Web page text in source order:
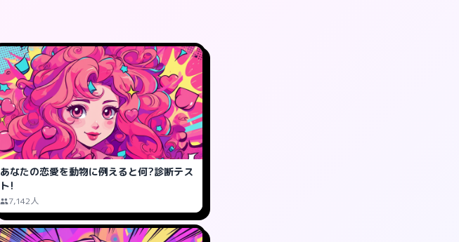
あなたの恋愛を動物に例えると何?診断テス
ト!
7,142人